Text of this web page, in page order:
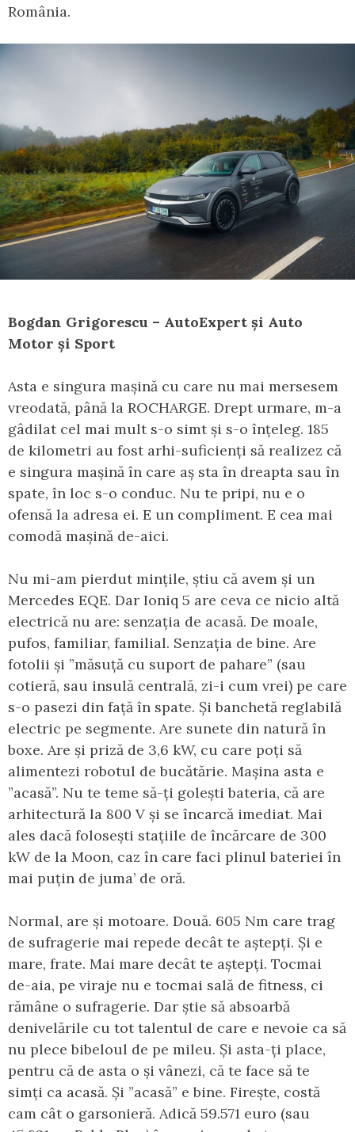
România.
Bogdan Grigorescu – AutoExpert și Auto
Motor și Sport
Asta e singura mașină cu care nu mai mersesem
vreodată, până la ROCHARGE. Drept urmare, m-a
gâdilat cel mai mult s-o simt și s-o înțeleg. 185
de kilometri au fost arhi-suficienți să realizez că
e singura mașină în care aș sta în dreapta sau în
spate, în loc s-o conduc. Nu te pripi, nu e o
ofensă la adresa ei. E un compliment. E cea mai
comodă mașină de-aici.
Nu mi-am pierdut mințile, știu că avem și un
Mercedes EQE. Dar Ioniq 5 are ceva ce nicio altă
electrică nu are: senzația de acasă. De moale,
pufos, familiar, familial. Senzația de bine. Are
fotolii și ”măsuță cu suport de pahare” (sau
cotieră, sau insulă centrală, zi-i cum vrei) pe care
s-o pasezi din față în spate. Și banchetă reglabilă
electric pe segmente. Are sunete din natură în
boxe. Are și priză de 3,6 kW, cu care poți să
alimentezi robotul de bucătărie. Mașina asta e
”acasă”. Nu te teme să-ți golești bateria, că are
arhitectură la 800 V și se încarcă imediat. Mai
ales dacă folosești stațiile de încărcare de 300
kW de la Moon, caz în care faci plinul bateriei în
mai puțin de juma’ de oră.
Normal, are și motoare. Două. 605 Nm care trag
de sufragerie mai repede decât te aștepți. Și e
mare, frate. Mai mare decât te aștepți. Tocmai
de-aia, pe viraje nu e tocmai sală de fitness, ci
rămâne o sufragerie. Dar știe să absoarbă
denivelările cu tot talentul de care e nevoie ca să
nu plece bibeloul de pe mileu. Și asta-ți place,
pentru că de asta o și vânezi, că te face să te
simți ca acasă. Și ”acasă” e bine. Firește, costă
cam cât o garsonieră. Adică 59.571 euro (sau